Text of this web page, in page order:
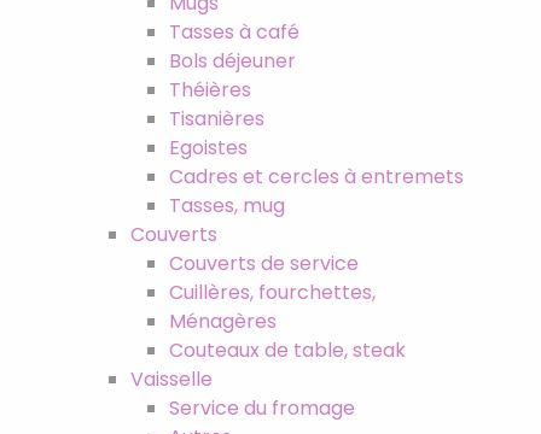
Tasses à café
Bols déjeuner
Théières
Tisanières
Egoistes
Cadres et cercles à entremets
Tasses, mug
Couverts
Couverts de service
Cuillères, fourchettes,
Ménagères
Couteaux de table, steak
Vaisselle
Service du fromage